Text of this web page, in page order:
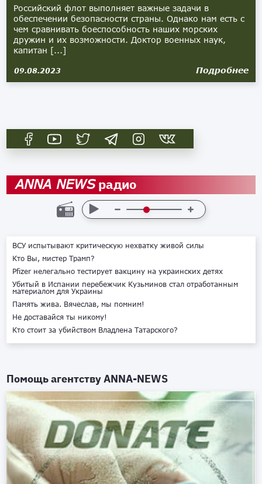
Российский флот выполняет важные задачи в
обеспечении безопасности страны. Однако нам есть с
чем сравнивать боеспособность наших морских
дружин и их возможности. Доктор военных наук,
капитан [...]
09.08.2023 Подробнее
ANNA NEWSрадио
ВСУ испытывают критическую нехватку живой силы
Кто Вы, мистер Трамп?
Pfizer нелегально тестирует вакцину на украинских детях
Убитый в Испании перебежчик Кузьминов стал отработанным
материалом для Украины
Память жива. Вячеслав, мы помним!
Не доставайся ты никому!
Кто стоит за убийством Владлена Татарского?
Помощь агентствуANNA-NEWS